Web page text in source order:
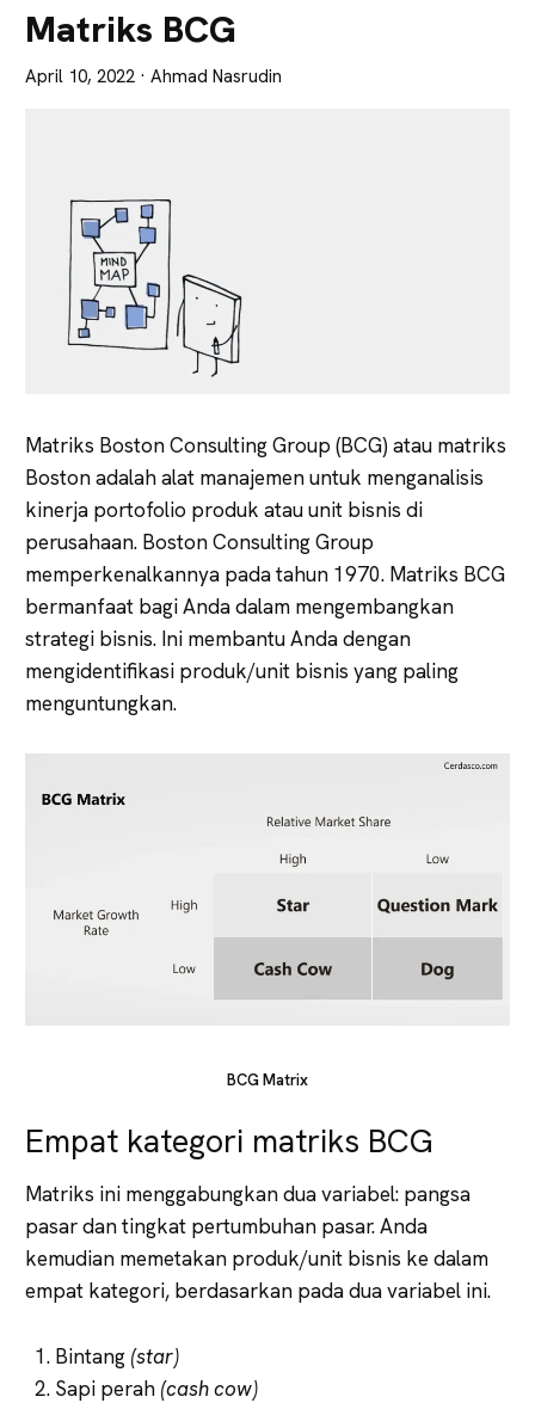
Tajam
Matriks BCG
April 10, 2022 · Ahmad Nasrudin
Matriks Boston Consulting Group (BCG) atau matriks
Boston adalah alat manajemen untuk menganalisis
kinerja portofolio produk atau unit bisnis di
perusahaan. Boston Consulting Group
memperkenalkannya pada tahun 1970. Matriks BCG
bermanfaat bagi Anda dalam mengembangkan
strategi bisnis. Ini membantu Anda dengan
mengidentifikasi produk/unit bisnis yang paling
menguntungkan.
BCG Matrix
Empat kategori matriks BCG
Matriks ini menggabungkan dua variabel: pangsa
pasar dan tingkat pertumbuhan pasar. Anda
kemudian memetakan produk/unit bisnis ke dalam
empat kategori, berdasarkan pada dua variabel ini.
Bintang (star)
Sapi perah (cash cow)